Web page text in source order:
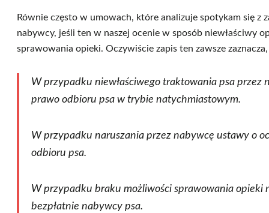
Równie często w umowach, które analizuje spotykam się z
nabywcy, jeśli ten w naszej ocenie w sposób niewłaściwy
sprawowania opieki. Oczywiście zapis ten zawsze
W przypadku niewłaściwego traktowania psa przez
prawo odbioru psa w trybie natychmiastowym.
W przypadku naruszania przez nabywcę ustawy o
odbioru psa.
W przypadku braku możliwości sprawowania opieki
bezpłatnie nabywcy psa.